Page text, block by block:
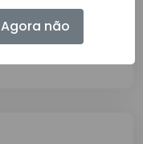
Agora não